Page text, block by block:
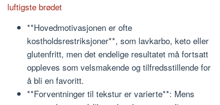
luftigste brødet
**Hovedmotivasjonen er ofte
kostholdsrestriksjoner**, som lavkarbo, keto eller
glutenfritt, men det endelige resultatet må fortsatt
oppleves som velsmakende og tilfredsstillende for
å bli en favoritt.
**Forventninger til tekstur er varierte**: Mens